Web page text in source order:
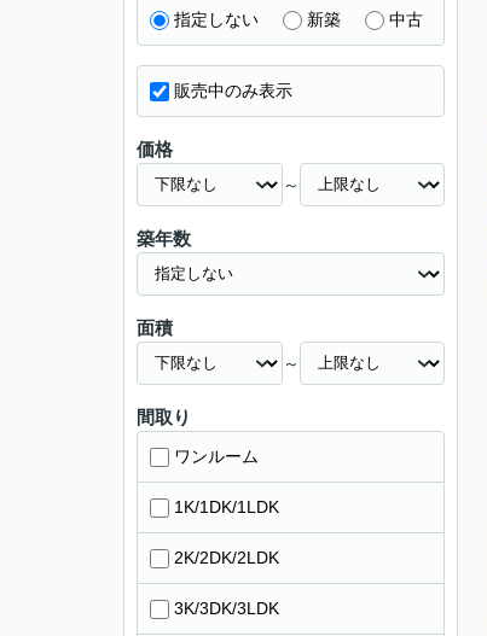
指定しない 新築 中古
販売中のみ表示
価格
～
築年数
面積
～
間取り
ワンルーム
1K/1DK/1LDK
2K/2DK/2LDK
3K/3DK/3LDK